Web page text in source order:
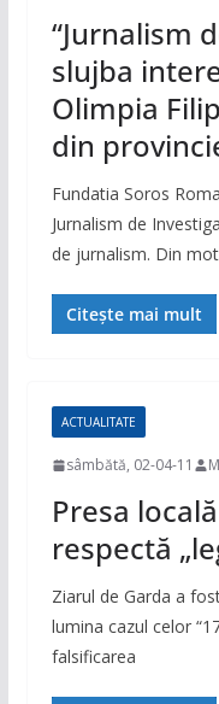
“Jurnalism
slujba
Olimpia
din
Fundatia Soros
Jurnalism de
de jurnalism. Din
Citește mai mult
ACTUALITATE
sâmbătă, 02-04-11
Presa
respectă
Ziarul de Garda a
lumina cazul celor
falsificarea